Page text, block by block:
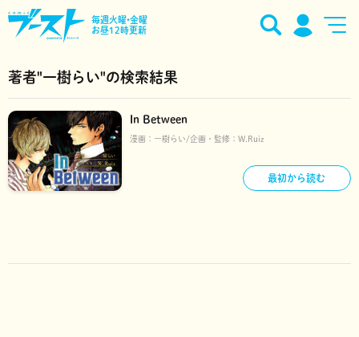
毎週火曜•金曜
お昼12時更新
著者"一樹らい"の検索結果
In Between
漫画： 一樹らい 企画・監修： W.Ruiz
最初から読む